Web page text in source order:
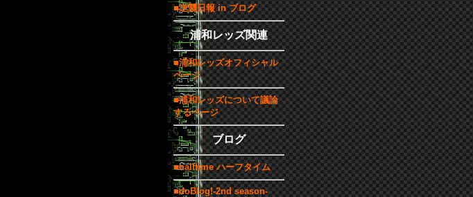
■逆襲日報 in ブログ
浦和レッズ関連
■浦和レッズオフィシャル
ページ
■浦和レッズについて議論
するページ
ブログ
■halftime ハーフタイム
■doBlog!-2nd season-